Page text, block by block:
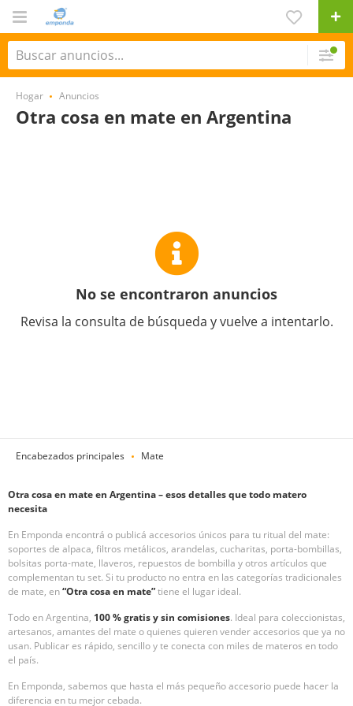
Hogar Anuncios
Otra cosa en mate en Argentina
No se encontraron anuncios
Revisa la consulta de búsqueda y vuelve a intentarlo.
Encabezados principales Mate
Otra cosa en mate en Argentina – esos detalles que todo matero
necesita
En Emponda encontrá o publicá accesorios únicos para tu ritual del mate:
soportes de alpaca, filtros metálicos, arandelas, cucharitas, porta-bombillas,
bolsitas porta-mate, llaveros, repuestos de bombilla y otros artículos que
complementan tu set. Si tu producto no entra en las categorías tradicionales
de mate, en“Otra cosa en mate”tiene el lugar ideal.
Todo en Argentina, 100 % gratis y sin comisiones. Ideal para coleccionistas,
artesanos, amantes del mate o quienes quieren vender accesorios que ya no
usan. Publicar es rápido, sencillo y te conecta con miles de materos en todo
el país.
En Emponda, sabemos que hasta el más pequeño accesorio puede hacer la
diferencia en tu mejor cebada.